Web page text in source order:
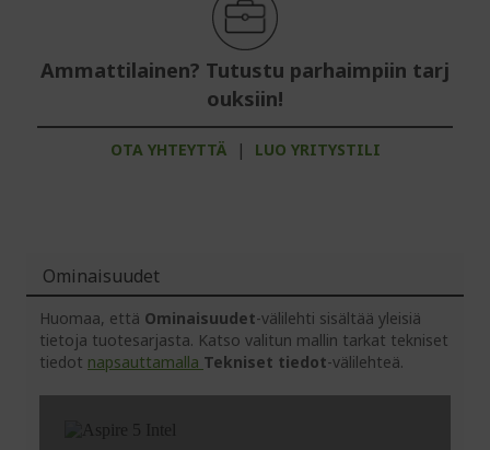
Ammattilainen? Tutustu parhaimpiin tarj
ouksiin!
OTA YHTEYTTÄ | LUO YRITYSTILI
Ominaisuudet
Huomaa, että Ominaisuudet-välilehti sisältää yleisiä
tietoja tuotesarjasta. Katso valitun mallin tarkat tekniset
tiedot napsauttamalla Tekniset tiedot-välilehteä.